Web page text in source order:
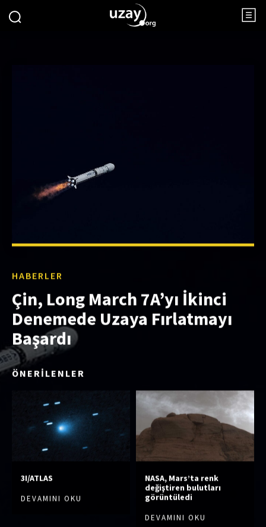
HABERLER
Çin, Long March 7A’yı İkinci
Denemede Uzaya Fırlatmayı
Başardı
ÖNERİLENLER
3I/ATLAS
DEVAMINI OKU
NASA, Mars’ta renk
değiştiren bulutları
görüntüledi
DEVAMINI OKU